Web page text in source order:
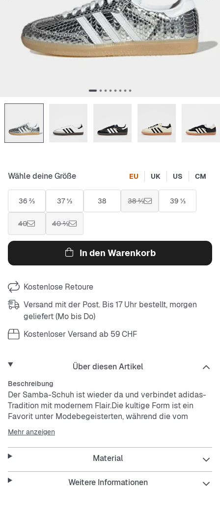
Wähle deine Größe EU UK US CM
36 ⅔ 37 ⅓ 38 38 ⅔ 39 ⅓
40 40 ⅔
In den Warenkorb
Kostenlose Retoure
Versand mit der Post. Bis 17 Uhr bestellt, morgen
geliefert (Mo bis Do)
Kostenloser Versand ab 59 CHF
Über diesen Artikel
Beschreibung
Der Samba-Schuh ist wieder da und verbindet adidas-
Tradition mit modernem Flair.Die kultige Form ist ein
Favorit unter Modebegeisterten, während die vom
Fußball inspirierte lange Zunge dem Schuh einen
einzigartigen Touch verleiht. Diese frische Interpretation
des traditionellen Designs ist eine hervorragende
Ergänzung für deine Kollektion.Mit seinem hochwertigen
Obermaterial ist dieser Sneaker strapazierfähig und
stylisch zugleich. Die Gummiaußensohle sorgt für
Mehr anzeigen
Material
Weitere Informationen